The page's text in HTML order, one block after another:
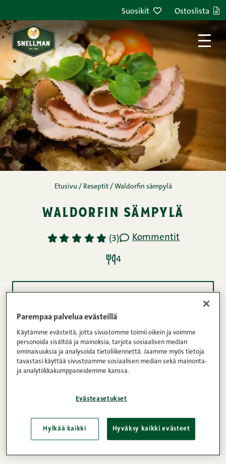
Suosikit Ostoslista
Etusivu / Reseptit / Waldorfin sämpylä
waldorfin sämpylä
1 2 3 4 5 (3) Kommentit
4
Ohje
Vau, mikä Waldorf! Tämä herkkuleipä on nopea
Snellmanilla testattu ja hyväksi todettu resepti, ole
hyvä!
Parempaa palvelua evästeillä
Käytämme evästeitä, jotta sivustomme toimii oikein ja voimme
personoida sisältöä ja mainoksia, tarjota sosiaalisen median
ominaisuuksia ja analysoida tietoliikennettä. Jaamme myös tietoja
tavastasi käyttää sivustoamme sosiaalisen median sekä mainonta-
ja analytiikkakumppaneidemme kanssa.
Evästeasetukset
Hylkää kaikki Hyväksy kaikki evästeet